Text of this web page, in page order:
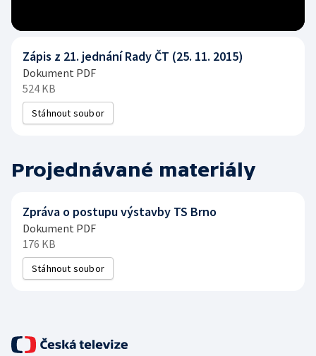
Zápis z 21. jednání Rady ČT (25. 11. 2015)
Dokument PDF
524 KB
Stáhnout soubor
Projednávané materiály
Zpráva o postupu výstavby TS Brno
Dokument PDF
176 KB
Stáhnout soubor